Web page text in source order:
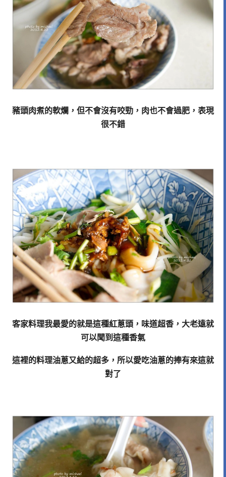
豬頭肉煮的軟爛，但不會沒有咬勁，肉也不會過肥，表現
很不錯
客家料理我最愛的就是這種紅蔥頭，味道超香，大老遠就
可以聞到這種香氣
這裡的料理油蔥又給的超多，所以愛吃油蔥的捧有來這就
對了